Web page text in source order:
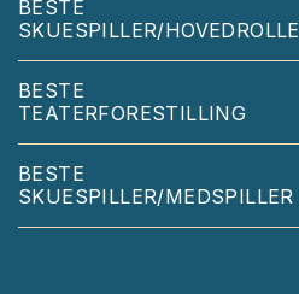
BESTE
SKUESPILLER/HOVEDROLLE
BESTE
TEATERFORESTILLING
BESTE
SKUESPILLER/MEDSPILLER